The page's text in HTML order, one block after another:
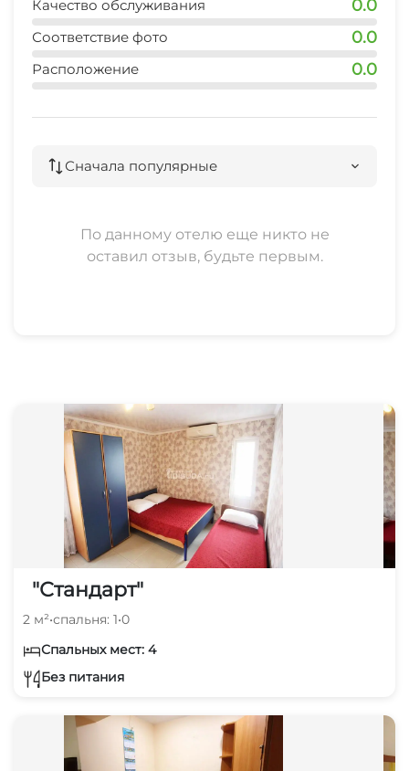
аэропорт
Качество обслуживания 0.0
Соответствие фото 0.0
Расположение 0.0
Сначала популярные
По данному отелю еще никто не
оставил отзыв, будьте первым.
"Стандарт"
2 м²•спальня: 1•0
Спальных мест: 4
Без питания